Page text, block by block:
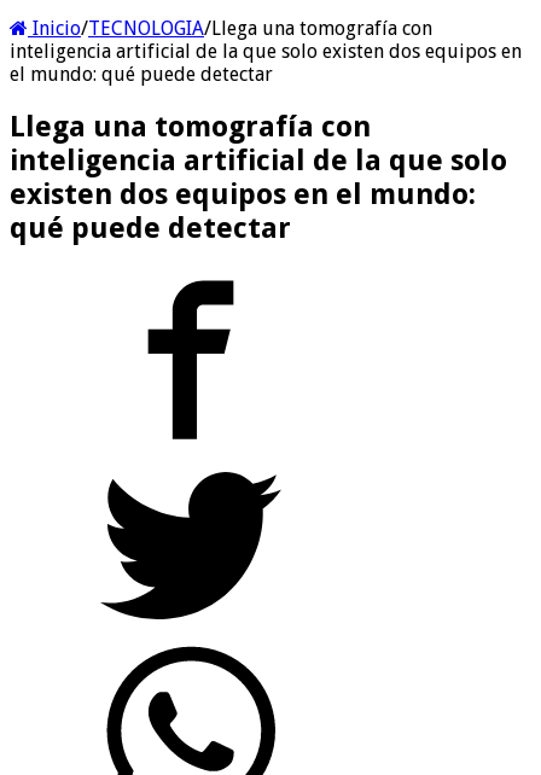
Inicio/TECNOLOGIA/Llega una tomografía con
inteligencia artificial de la que solo existen dos equipos en
el mundo: qué puede detectar
Llega una tomografía con
inteligencia artificial de la que solo
existen dos equipos en el mundo:
qué puede detectar